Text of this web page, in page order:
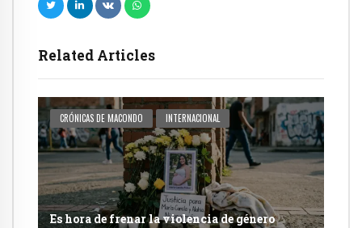
Related Articles
CRÓNICAS DE MACONDO INTERNACIONAL
Es hora de frenar la violencia de género